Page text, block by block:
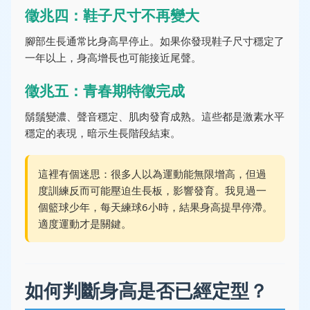
徵兆四：鞋子尺寸不再變大
腳部生長通常比身高早停止。如果你發現鞋子尺寸穩定了
一年以上，身高增長也可能接近尾聲。
徵兆五：青春期特徵完成
鬍鬚變濃、聲音穩定、肌肉發育成熟。這些都是激素水平
穩定的表現，暗示生長階段結束。
這裡有個迷思：很多人以為運動能無限增高，但過
度訓練反而可能壓迫生長板，影響發育。我見過一
個籃球少年，每天練球6小時，結果身高提早停滯。
適度運動才是關鍵。
如何判斷身高是否已經定型？